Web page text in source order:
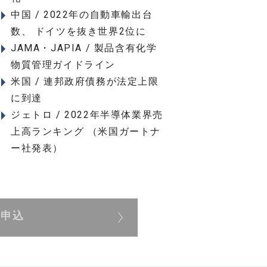
中国 / 2022年の自動車輸出台
数、 ドイツを抜き世界2位に
JAMA・JAPIA / 製品含有化学
物質管理ガイドライン
米国 / 連邦政府債務が法定上限
に到達
ジェトロ / 2022年半導体業界売
上高ランキング （米国ガートナ
ー社発表）
込